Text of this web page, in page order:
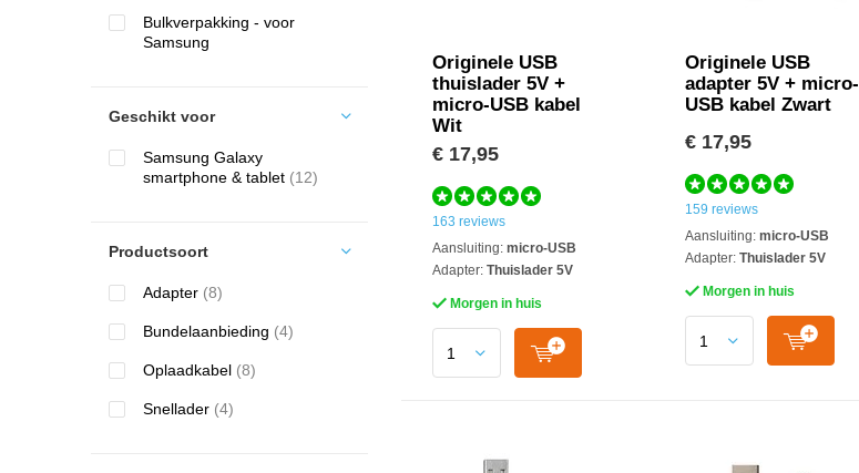
Originele USB
thuislader 5V +
micro-USB kabel
Wit
€ 17,95
163 reviews
Aansluiting: micro-USB
Adapter: Thuislader 5V
Morgen in huis
Originele USB
adapter 5V + micro-
USB kabel Zwart
€ 17,95
159 reviews
Aansluiting: micro-USB
Adapter: Thuislader 5V
Morgen in huis
Bulkverpakking - voor
Samsung
Geschikt voor
Samsung Galaxy
smartphone & tablet (12)
Productsoort
Adapter (8)
Bundelaanbieding (4)
Oplaadkabel (8)
Snellader (4)